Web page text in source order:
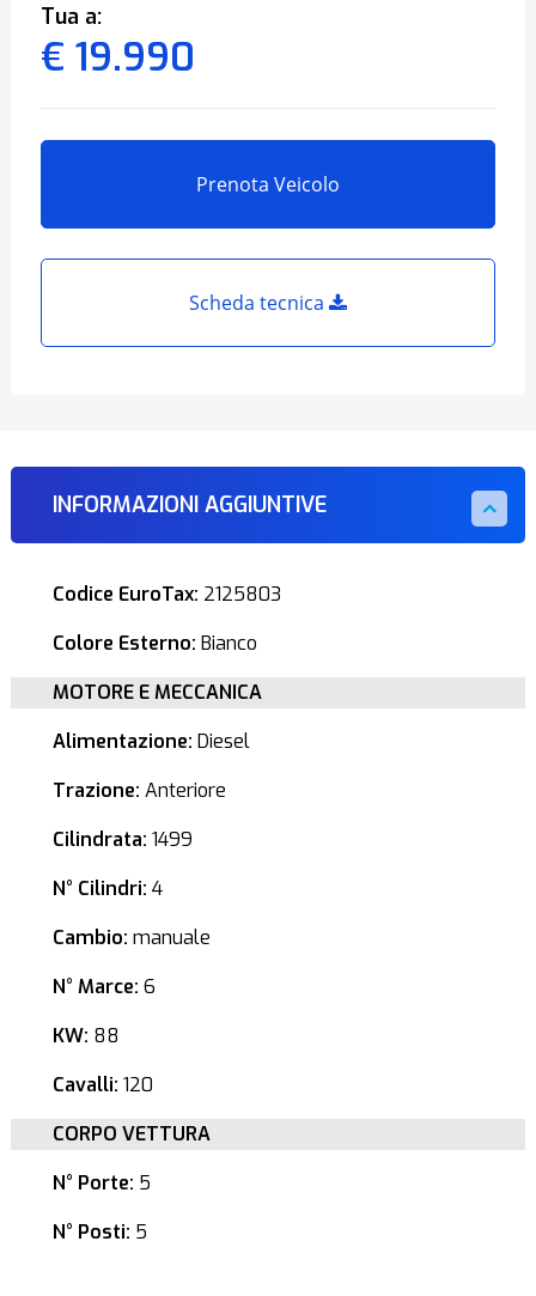
Tua a:
€ 19.990
Prenota Veicolo
Scheda tecnica
INFORMAZIONI AGGIUNTIVE
Codice EuroTax: 2125803
Colore Esterno: Bianco
MOTORE E MECCANICA
Alimentazione: Diesel
Trazione: Anteriore
Cilindrata: 1499
N° Cilindri: 4
Cambio: manuale
N° Marce: 6
KW: 88
Cavalli: 120
CORPO VETTURA
N° Porte: 5
N° Posti: 5